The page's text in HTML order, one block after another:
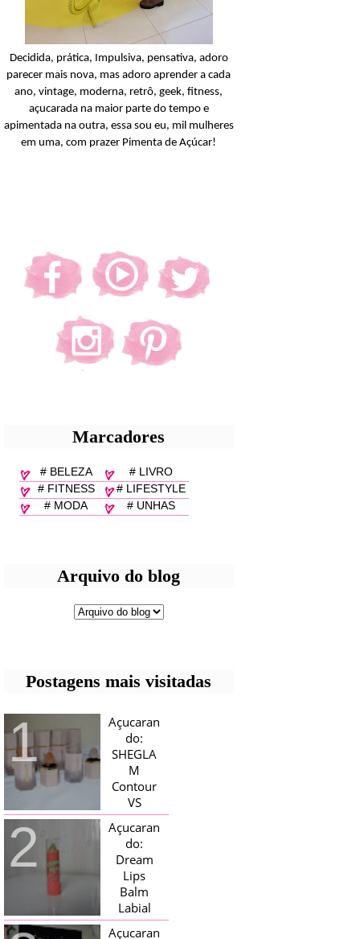
Decidida, prática, Impulsiva, pensativa, adoro
parecer mais nova, mas adoro aprender a cada
ano, vintage, moderna, retrô, geek, fitness,
açucarada na maior parte do tempo e
apimentada na outra, essa sou eu, mil mulheres
em uma, com prazer Pimenta de Açúcar!
Marcadores
# BELEZA
# LIVRO
# FITNESS
# LIFESTYLE
# MODA
# UNHAS
Arquivo do blog
Postagens mais visitadas
Açucaran
do:
SHEGLA
M
Contour
VS
Bronzer!
HELLO AÇUCARADAS, E NESTE
MÊS CHEGOU AQUI EM CASA UMA
CAIXA RECHEADA DE SHEGLAM,
TINHA BLUSH, ILUMINADORES E
TODOS OS BRONZER E
CONTORNOS ...
Açucaran
do:
Dream
Lips
Balm
Labial
Magico
Açucaran